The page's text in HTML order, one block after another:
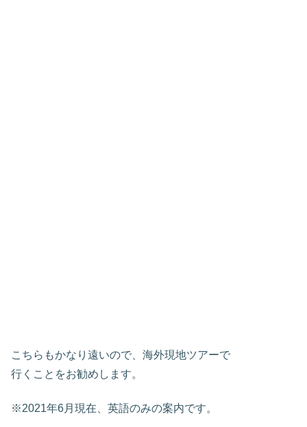
こちらもかなり遠いので、海外現地ツアーで
行くことをお勧めします。
※2021年6月現在、英語のみの案内です。